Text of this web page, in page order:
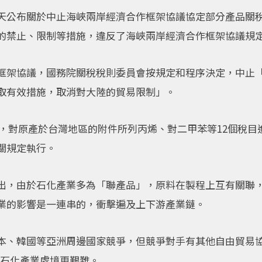
公布關於中止海峽兩岸經濟合作框架協議協定部分產品關
禁止、限制等措施，違反了海峽兩岸經濟合作框架協議規
架協議，國務院關稅稅則委員會按規定和程序決定，中止
效措施，取消對大陸的貿易限制」。
對原產於台灣地區的附件所列丙烯、對二甲苯等12個稅
規定執行。
由於石化產業多為「聯產品」，原料在製程上互有關聯
影響是一連串的，衝擊遍及上下游產業鏈。
韓國等亞洲周邊國家競爭，但競爭對手有其他自由貿易